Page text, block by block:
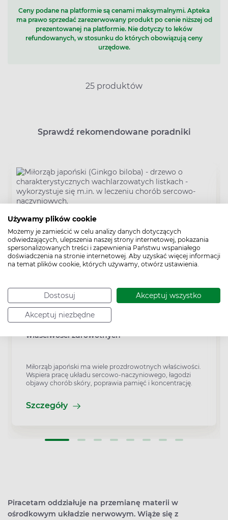
Używamy plików cookie
Możemy je zamieścić w celu analizy danych dotyczących
odwiedzających, ulepszenia naszej strony internetowej, pokazania
spersonalizowanych treści i zapewnienia Państwu wspaniałego
doświadczenia na stronie internetowej. Aby uzyskać więcej informacji
na temat plików cookie, których używamy, otwórz ustawienia.
Dostosuj Akceptuj wszystko
Akceptuj niezbędne
Ceny podane na platformie są cenami maksymalnymi. Apteka
ma prawo sprzedać zarezerwowany produkt po cenie niższej od
prezentowanej na platformie. Nie dotyczy to leków
refundowanych, w stosunku do których obowiązują ceny
urzędowe.
25 produktów
Sprawdź rekomendowane poradniki
Zioła i herbaty
Redakcja Apteline
właściwości zdrowotnych
Miłorząb japoński ma wiele prozdrowotnych właściwości.
Wspiera pracę układu sercowo-naczyniowego, łagodzi
objawy chorób skóry, poprawia pamięć i koncentrację.
Szczegóły
Piracetam oddziałuje na przemianę materii w
ośrodkowym układzie nerwowym. Wiąże się z